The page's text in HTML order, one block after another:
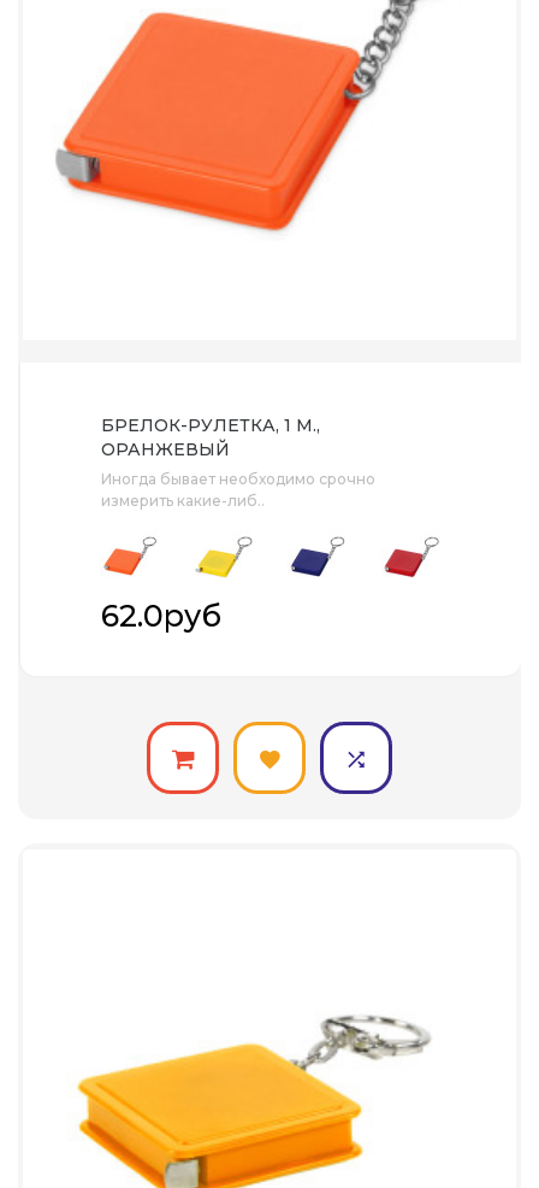
БРЕЛОК-РУЛЕТКА, 1 М.,
ОРАНЖЕВЫЙ
Иногда бывает необходимо срочно
измерить какие-либ..
62.0руб